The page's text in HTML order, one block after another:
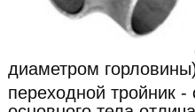
диаметром
переходной тройник